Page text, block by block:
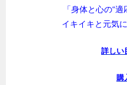
「身体と心の“適
イキイキと元気
詳しい
購